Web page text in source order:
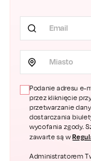
Miasto
Podanie adresu e-
przez kliknięcie
przetwarzanie
dostarczania
wycofania zgody.
zawarte są w
Administratorem